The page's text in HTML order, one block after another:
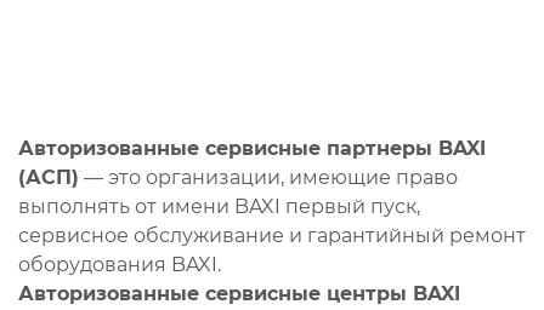
Авторизованные сервисные партнеры BAXI
(АСП) — это организации, имеющие право
выполнять от имени BAXI первый пуск,
сервисное обслуживание и гарантийный ремонт
оборудования BAXI.
Авторизованные сервисные центры BAXI